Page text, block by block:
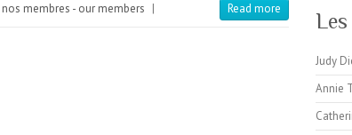
nos membres - our members | Read more
Judy
Annie